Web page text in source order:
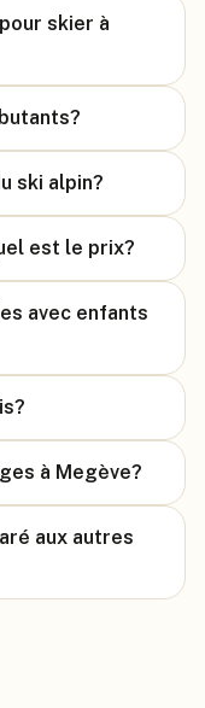
skier à
ski alpin?
est le prix?
avec enfants
à Megève?
aux autres